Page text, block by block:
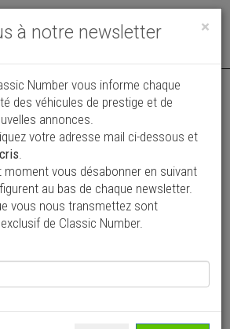
Toggle
annonces vues par
millions de collectionneurs
une annonce
×
à notre newsletter
Number vous informe chaque
des véhicules de prestige et de
annonces.
votre adresse mail ci-dessous et
.
vous désabonner en suivant
au bas de chaque newsletter.
vous nous transmettez sont
de Classic Number.